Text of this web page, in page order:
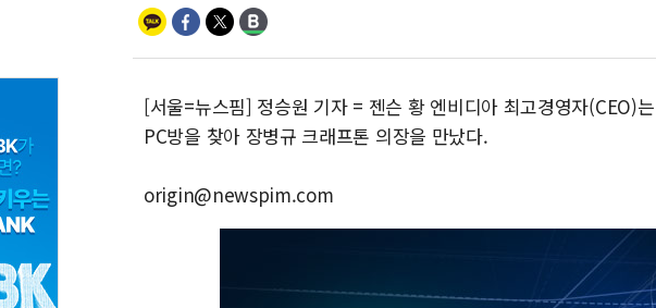
[서울=뉴스핌] 정승원 기자 = 젠슨 황 엔비디아 최고경영자(CEO)
PC방을 찾아 장병규 크래프톤 의장을 만났다.
origin@newspim.com